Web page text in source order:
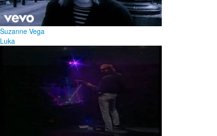
Suzanne Vega
Luka